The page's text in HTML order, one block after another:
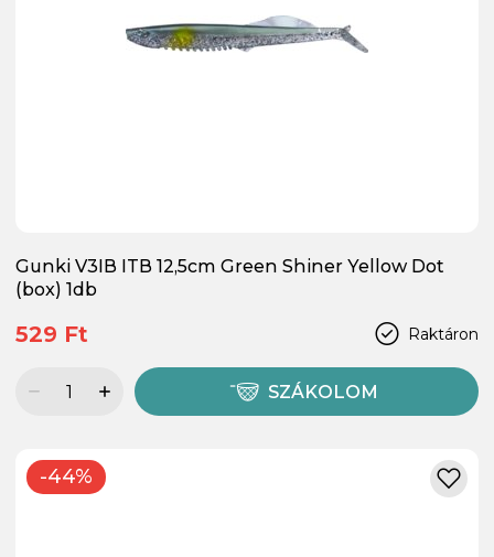
Gunki V3IB ITB 12,5cm Green Shiner Yellow Dot
(box) 1db
Raktáron
529 Ft
SZÁKOLOM
-44%